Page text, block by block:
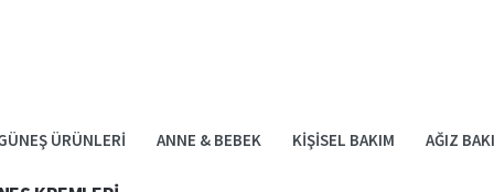
ÜRÜNLERI ANNE & BEBEK KIŞISEL BAKIM AĞIZ